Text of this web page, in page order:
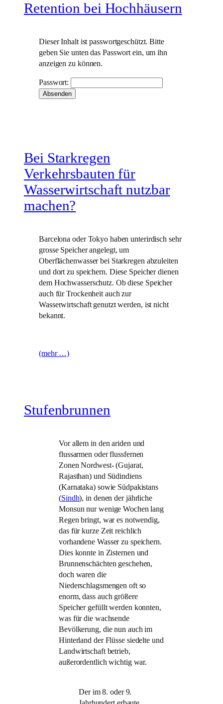
Retention bei Hochhäusern
Dieser Inhalt ist passwortgeschützt. Bitte
geben Sie unten das Passwort ein, um ihn
anzeigen zu können.
Passwort:
Bei Starkregen
Verkehrsbauten für
Wasserwirtschaft nutzbar
machen?
Barcelona oder Tokyo haben unterirdisch sehr
grosse Speicher angelegt, um
Oberflächenwasser bei Starkregen abzuleiten
und dort zu speichern. Diese Speicher dienen
dem Hochwasserschutz. Ob diese Speicher
auch für Trockenheit auch zur
Wasserwirtschaft genutzt werden, ist nicht
bekannt.
(mehr …)
Stufenbrunnen
Vor allem in den ariden und
flussarmen oder flussfernen
Zonen Nordwest- (Gujarat,
Rajasthan) und Südindiens
(Karnataka) sowie Südpakistans
(Sindh), in denen der jährliche
Monsun nur wenige Wochen lang
Regen bringt, war es notwendig,
das für kurze Zeit reichlich
vorhandene Wasser zu speichern.
Dies konnte in Zisternen und
Brunnenschächten geschehen,
doch waren die
Niederschlagsmengen oft so
enorm, dass auch größere
Speicher gefüllt werden konnten,
was für die wachsende
Bevölkerung, die nun auch im
Hinterland der Flüsse siedelte und
Landwirtschaft betrieb,
außerordentlich wichtig war.
Der im 8. oder 9.